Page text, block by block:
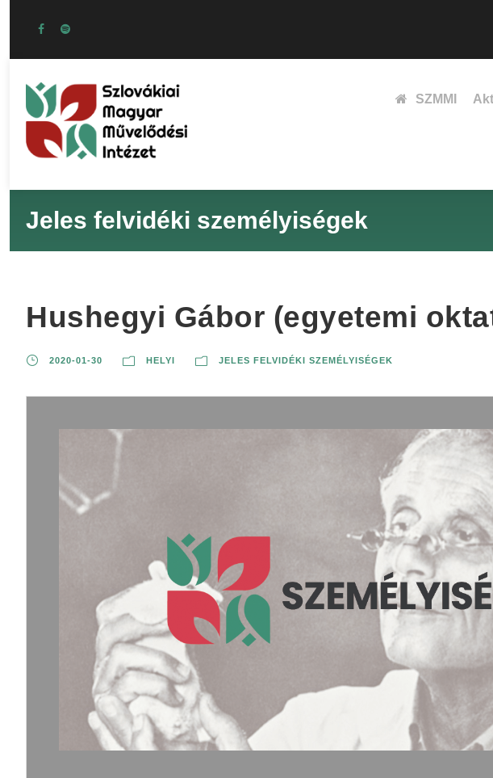
SZMMI
Jeles felvidéki személyiségek
Hushegyi Gábor (egyetemi
2020-01-30 HELYI JELES FELVIDÉKI SZEMÉLYISÉGEK